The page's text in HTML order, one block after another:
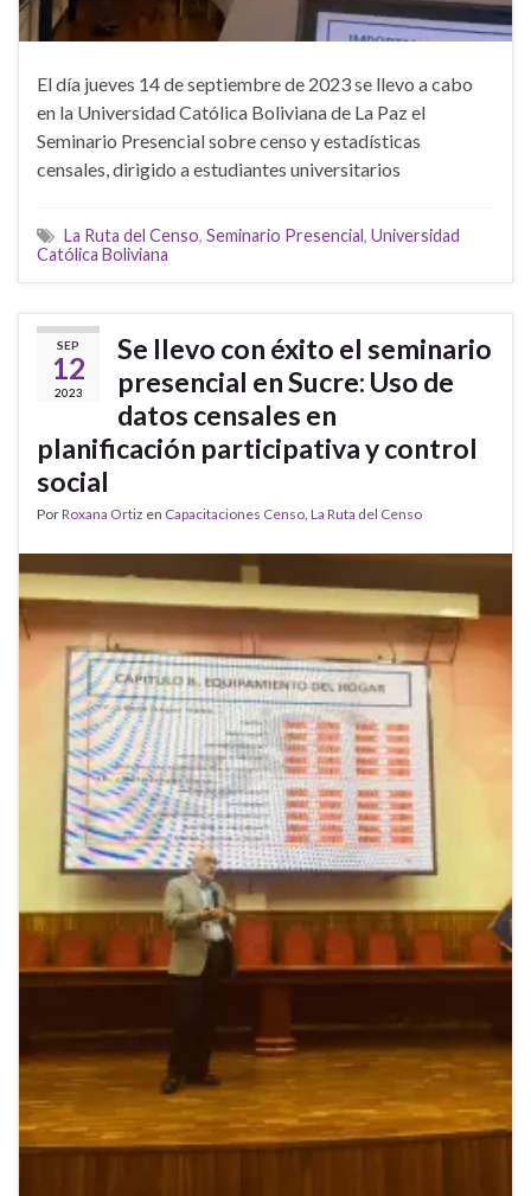
El día jueves 14 de septiembre de 2023 se llevo a cabo
en la Universidad Católica Boliviana de La Paz el
Seminario Presencial sobre censo y estadísticas
censales, dirigido a estudiantes universitarios
La Ruta del Censo, Seminario Presencial, Universidad
Católica Boliviana
SEP
12
2023
Se llevo con éxito el seminario
presencial en Sucre: Uso de
datos censales en
planificación participativa y control
social
PorRoxana Ortiz en Capacitaciones Censo La Ruta del Censo